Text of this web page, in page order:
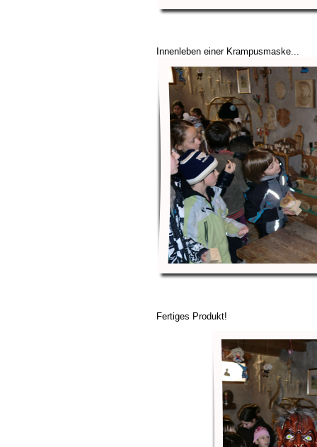
Innenleben einer Krampusmaske...
Fertiges Produkt!